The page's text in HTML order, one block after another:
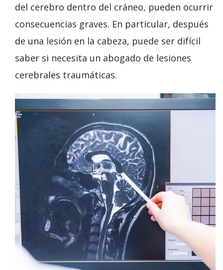
del cerebro dentro del cráneo, pueden ocurrir
consecuencias graves. En particular, después
de una lesión en la cabeza, puede ser difícil
saber si necesita un abogado de lesiones
cerebrales traumáticas.